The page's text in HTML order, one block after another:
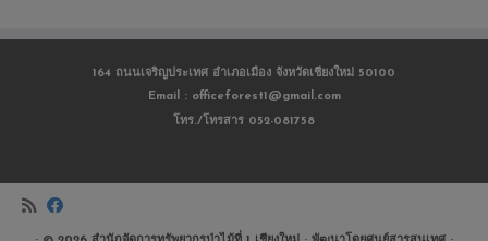
164 ถนนเจริญประเทศ อำเภอเมือง จังหวัดเชียงใหม่ 50100
Email : officeforest1@gmail.com
โทร./โทรสาร 052-081758